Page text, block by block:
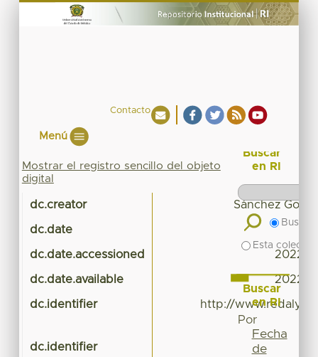
Contacto
Menú
Mostrar el registro sencillo del objeto
digital
dc.creator Sánchez
dc.date
dc.date.accessioned 2022-
dc.date.available 2022-
dc.identifier
http://
dc.identifier
Buscar
en RI
Buscar
Esta
Buscar
en RI
Por
Fecha
de